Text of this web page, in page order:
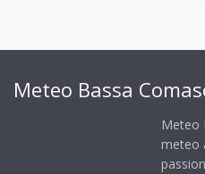
Meteo Bassa
Meteo
meteo